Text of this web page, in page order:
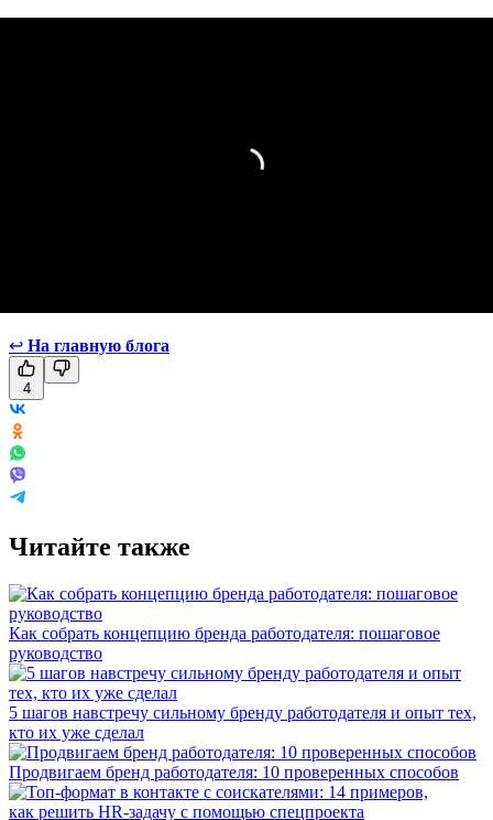
↩ На главную блога
4
Читайте также
Как собрать концепцию бренда работодателя: пошаговое
руководство
5 шагов навстречу сильному бренду работодателя и опыт тех,
кто их уже сделал
Продвигаем бренд работодателя: 10 проверенных способов